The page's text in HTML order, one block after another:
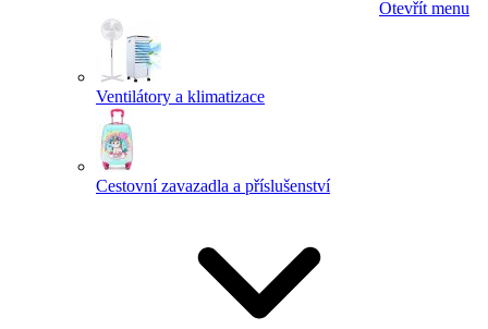
Otevřít menu
Ventilátory a klimatizace
Cestovní zavazadla a příslušenství